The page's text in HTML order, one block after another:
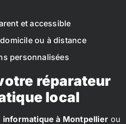
et accessible
ou à distance
personnalisées
réparateur
local
informatique à Montpellier ou